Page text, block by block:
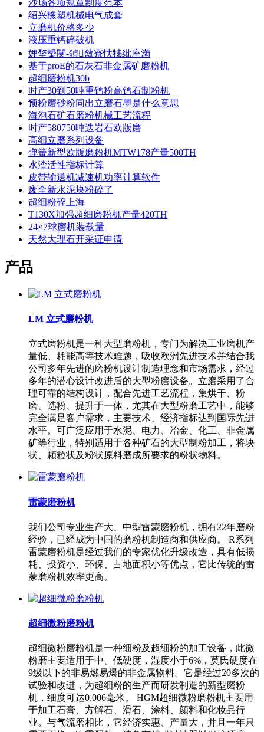
沙场各项规章制度范本
绍兴橡塑机械电气成套
立磨机价格多少
液压重钙碎破机
娌堥槼閿-鍞敜寮忕牬纰庢満
基于proE的石灰石非金属矿磨粉机
超细磨粉机30b
时产30到50吨重钙粉高钙石制粉机
预粉磨砂粉同出立磨石墨是什么意思
海泡石矿石磨粉机械工艺流程
时产580750吨迭岩石欧版磨
高细立磨系列设备
弹簧新型欧版磨粉机MTW178产量500TH
水渣活性指标计算
皮带输送机减速机功率计算软件
废全新水泥块粉碎了
超细粉碎上海
T130X加强超细磨粉机产量420TH
24×7球磨机装载量
天然大理石开采证申请
产品
LM 立式磨粉机
立式磨粉机是一种大型磨粉机，专门为解决工业磨机产
量低、耗能高等技术难题，吸收欧洲先进技术并结合我
公司多年先进的磨粉机设计制造理念和市场需求，经过
多年的潜心设计改进后的大型粉磨设备。立磨采用了合
理可靠的结构设计，配合先进工艺流程，集烘干、粉
磨、选粉、提升于一体，尤其在大型粉磨工艺中，能够
完全满足客户需求，主要技术、经济指标达到国际先进
水平。可广泛应用于水泥、电力、冶金、化工、非金属
矿等行业，特别适用于各种矿石的大型制粉加工，将块
状、颗粒状及粉状原料磨成所要求的粉状物料。
雷蒙磨粉机
我们公司专业生产大、中型雷蒙磨粉机，拥有22年磨粉
经验，已经成为中国的磨粉机制造商和供应商。 R系列
雷蒙磨粉机是经过我们的专家优化升级改造，具有低损
耗、投资小、环保、占地面积小等优点，它比传统的雷
蒙磨粉机效率更高。
超细微粉磨粉机
超细微粉磨粉机是一种细粉及超细粉的加工设备，此微
粉磨主要适用于中、低硬度，湿度小于6%，莫氏硬度在
9级以下的非易燃易爆的非金属物料。它是经过20多次的
试验和改进，为超细粉的生产而研发制造的新型磨粉
机，细度可达0.006毫米。 HGM超细微粉磨粉机主要用
于加工石膏、方解石、滑石、涂料、颜料和化妆品行
业。与气流磨相比，它经济实惠、产量大，并且一年只